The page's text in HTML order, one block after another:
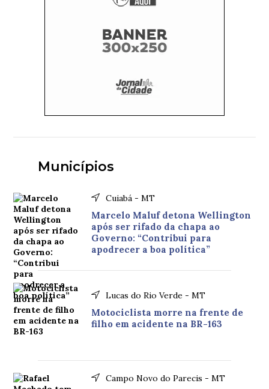
Municípios
Cuiabá - MT
Marcelo Maluf detona Wellington
após ser rifado da chapa ao
Governo: “Contribui para
apodrecer a boa política”
Lucas do Rio Verde - MT
Motociclista morre na frente de
filho em acidente na BR-163
Campo Novo do Parecis - MT